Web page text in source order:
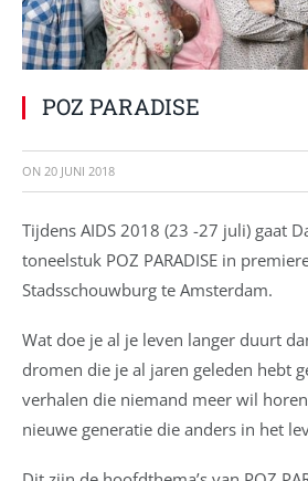
POZ PARADISE
ON 20 JUNI 2018
Tijdens AIDS 2018 (23 -27 juli) gaat
toneelstuk POZ PARADISE in
Stadsschouwburg te Amsterdam.
Wat doe je al je leven langer duurt
dromen die je al jaren geleden hebt
verhalen die niemand meer wil
nieuwe generatie die anders in het